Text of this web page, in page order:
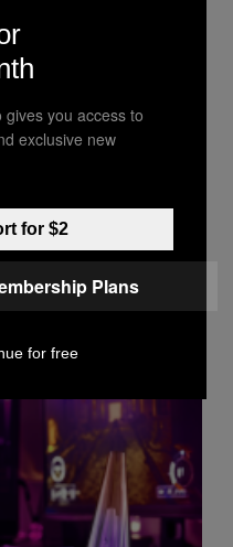
IMAGES
you access to
exclusive new
for $2
Plans
for free